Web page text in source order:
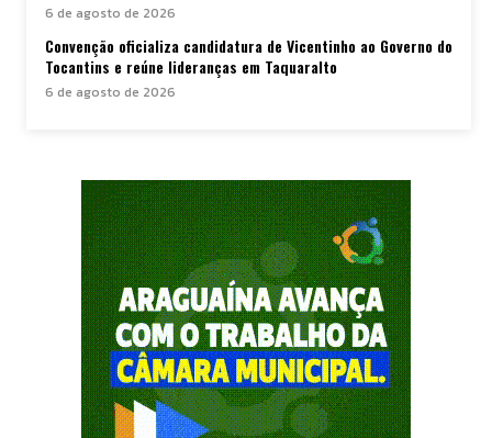
6 de agosto de 2026
Convenção oficializa candidatura de Vicentinho ao Governo do
Tocantins e reúne lideranças em Taquaralto
6 de agosto de 2026